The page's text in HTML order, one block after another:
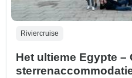
Riviercruise
Het ultieme Egypte –